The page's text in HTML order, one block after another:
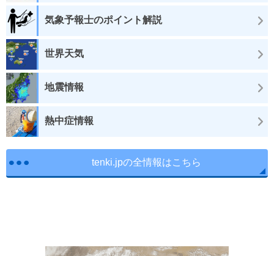
気象予報士のポイント解説
世界天気
地震情報
熱中症情報
tenki.jpの全情報はこちら